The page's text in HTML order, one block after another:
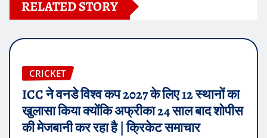
RELATED STORY
CRICKET
ICC ने वनडे विश्व कप 2027 के लिए 12 स्थानों का
खुलासा किया क्योंकि अफ्रीका 24 साल बाद शोपीस
की मेजबानी कर रहा है | क्रिकेट समाचार